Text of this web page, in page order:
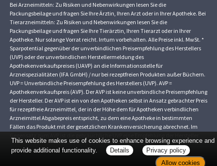
Bei Arzneimitteln: Zu Risiken und Nebenwirkungen lesen Sie die
Packungsbeilage und fragen Sie Ihre Ärztin, Ihren Arzt oder in Ihrer Apotheke. Bei
Tierarzneimitteln: Zu Risiken und Nebenwirkungen lesen Sie die
Packungsbeilage und fragen Sie Ihre Tierärztin, Ihren Tierarzt oder in Ihrer
Apotheke. Nur solange Vorrat reicht. Irrtum vorbehalten. Alle Preise inkl. MwSt. *
Sparpotential gegenüber der unverbindlichen Preisempfehlung des Herstellers
(UVP) oder der unverbindlichen Herstellermeldung des
Apothekenverkaufspreises (UAVP) an die Informationsstelle für
Arzneispezialitäten (IFA GmbH) / nur bei rezeptfreien Produkten außer Büchern.
UVP = Unverbindliche Preisempfehlung des Herstellers (UVP). AVP =
Apothekenverkaufspreis (AVP). Der AVP ist keine unverbindliche Preisempfehlung
der Hersteller. Der AVP ist ein von den Apotheken selbst in Ansatz gebrachter Preis
für rezeptfreie Arzneimittel, der in der Höhe dem für Apotheken verbindlichen
Arzneimittel Abgabepreis entspricht, zu dem eine Apotheke in bestimmten
Fällen das Produkt mit der gesetzlichen Krankenversicherung abrechnet. Im
This website makes use of cookies to enhance browsing experience and
provide additional functionality.
Details
Privacy policy
Allow cookies